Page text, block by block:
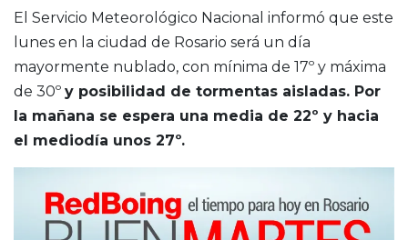
El Servicio Meteorológico Nacional informó que este
lunes en la ciudad de Rosario será un día
mayormente nublado, con mínima de 17º y máxima
de 30º y posibilidad de tormentas aisladas. Por
la mañana se espera una media de 22º y hacia
el mediodía unos 27º.